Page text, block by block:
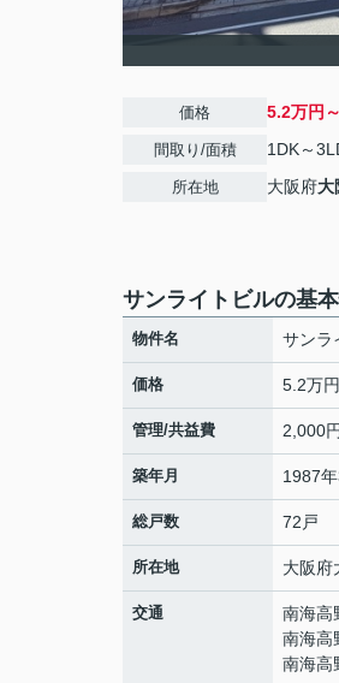
価格 5.2万円
間取り/面積 1DK～
所在地 大阪府大
サンライトビルの基
物件名 サンラ
価格 5.2万
管理/共益費 2,000円
築年月 1987年
総戸数 72戸
所在地 大阪府
交通 南海高
南海高
南海高